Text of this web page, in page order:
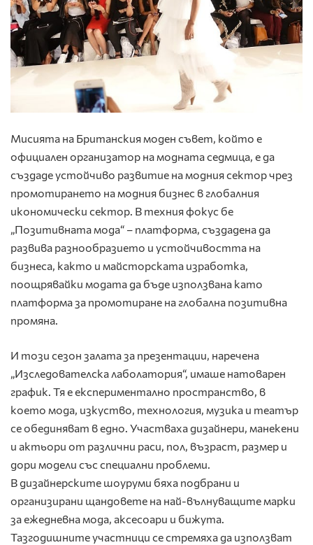
Мисията на Британския моден съвет, който е
официален организатор на модната седмица, е да
създаде устойчиво развитие на модния сектор чрез
промотирането на модния бизнес в глобалния
икономически сектор. В техния фокус бе
„Позитивната мода“ – платформа, създадена да
развива разнообразието и устойчивостта на
бизнеса, както и майсторската изработка,
поощрявайки модата да бъде използвана като
платформа за промотиране на глобална позитивна
промяна.
И този сезон залата за презентации, наречена
„Изследователска лаболатория“, имаше натоварен
график. Тя е експериментално пространство, в
което мода, изкуство, технология, музика и театър
се обединяват в едно. Участваха дизайнери, манекени
и актьори от различни раси, пол, възраст, размер и
дори модели със специални проблеми.
В дизайнерските шоуруми бяха подбрани и
организирани щандовете на най-вълнуващите марки
за ежедневна мода, аксесоари и бижута.
Тазгодишните участници се стремяха да използват